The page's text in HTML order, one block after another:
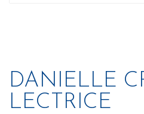
DANIELLE
LECTRICE